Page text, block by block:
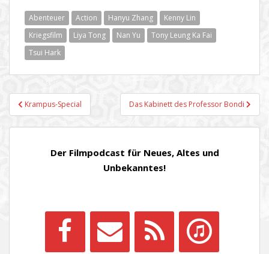
Abenteuer Action Hanyu Zhang
Kenny Lin
Kriegsfilm
Liya Tong Nan Yu
Tony Leung Ka Fai
Tsui Hark
Beitragsnavigation
Krampus-Special Das Kabinett des Professor Bondi
Der Filmpodcast für Neues, Altes und
Unbekanntes!